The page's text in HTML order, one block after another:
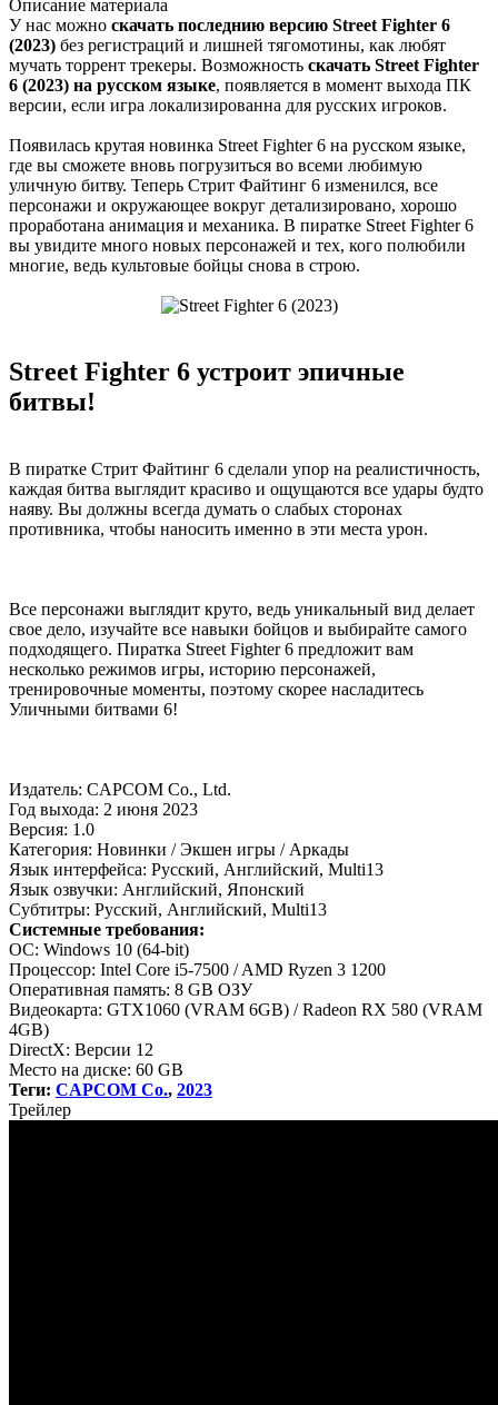
Описание материала
У нас можно скачать последнию версию Street Fighter 6
(2023) без регистраций и лишней тягомотины, как любят
мучать торрент трекеры. Возможность скачать Street Fighter
6 (2023) на русском языке, появляется в момент выхода ПК
версии, если игра локализированна для русских игроков.
Появилась крутая новинка Street Fighter 6 на русском языке,
где вы сможете вновь погрузиться во всеми любимую
уличную битву. Теперь Стрит Файтинг 6 изменился, все
персонажи и окружающее вокруг детализировано, хорошо
проработана анимация и механика. В пиратке Street Fighter 6
вы увидите много новых персонажей и тех, кого полюбили
многие, ведь культовые бойцы снова в строю.
Street Fighter 6 устроит эпичные
битвы!
В пиратке Стрит Файтинг 6 сделали упор на реалистичность,
каждая битва выглядит красиво и ощущаются все удары будто
наяву. Вы должны всегда думать о слабых сторонах
противника, чтобы наносить именно в эти места урон.
Все персонажи выглядит круто, ведь уникальный вид делает
свое дело, изучайте все навыки бойцов и выбирайте самого
подходящего. Пиратка Street Fighter 6 предложит вам
несколько режимов игры, историю персонажей,
тренировочные моменты, поэтому скорее насладитесь
Уличными битвами 6!
Издатель: CAPCOM Co., Ltd.
Год выхода: 2 июня 2023
Версия: 1.0
Категория: Новинки / Экшен игры / Аркады
Язык интерфейса: Русский, Английский, Multi13
Язык озвучки: Английский, Японский
Субтитры: Русский, Английский, Multi13
Системные требования:
ОС: Windows 10 (64-bit)
Процессор: Intel Core i5-7500 / AMD Ryzen 3 1200
Оперативная память: 8 GB ОЗУ
Видеокарта: GTX1060 (VRAM 6GB) / Radeon RX 580 (VRAM
4GB)
DirectX: Версии 12
Место на диске: 60 GB
Теги: CAPCOM Co., 2023
Трейлер